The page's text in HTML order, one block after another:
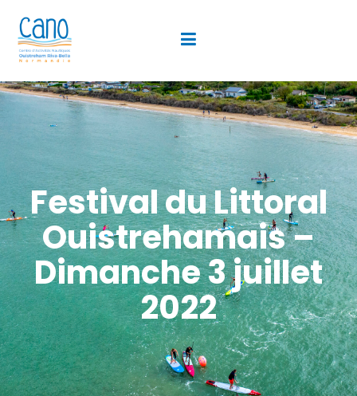
Festival du Littoral
Ouistrehamais –
Dimanche 3 juillet
2022